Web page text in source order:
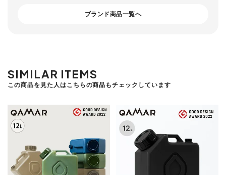
ブランド商品一覧へ
SIMILAR ITEMS
この商品を見た人はこちらの商品もチェックしています